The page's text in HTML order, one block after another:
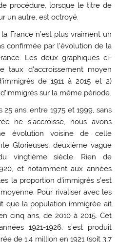
procédure, lorsque le titre de
un autre, est octroyé.
France n’est plus vraiment un
confirmée par l’évolution de la
Les deux graphiques ci-
taux d’accroissement moyen
de 1911 à 2015 et 2)
sur la même période.
25 ans, entre 1975 et 1999, sans
ne s’accroisse, nous avons
évolution voisine de celle
Glorieuses, deuxième vague
vingtième siècle. Rien de
et notamment aux années
la proportion d’immigrés s’est
Pour rivaliser avec les
que la population immigrée ait
cinq ans, de 2010 à 2015. Cet
1921-1926, s’est produit
de 1,4 million en 1921 (soit 3,7